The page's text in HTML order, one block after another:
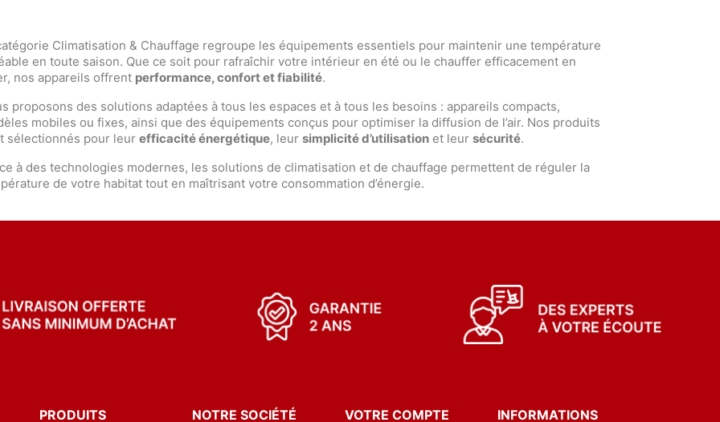
Climatisation & Chauffage regroupe les équipements essentiels pour maintenir une température
en toute saison. Que ce soit pour rafraîchir votre intérieur en été ou le chauffer efficacement en
nos appareils offrent performance, confort et fiabilité.
proposons des solutions adaptées à tous les espaces et à tous les besoins : appareils compacts,
mobiles ou fixes, ainsi que des équipements conçus pour optimiser la diffusion de l’air. Nos produits
sélectionnés pour leur efficacité énergétique, leur simplicité d’utilisation et leur sécurité.
à des technologies modernes, les solutions de climatisation et de chauffage permettent de réguler la
de votre habitat tout en maîtrisant votre consommation d’énergie.
PRODUITS NOTRE SOCIÉTÉ VOTRE COMPTE INFORMATIONS